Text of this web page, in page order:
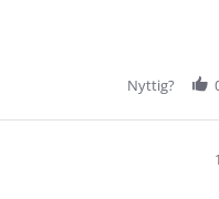
Nyttig?